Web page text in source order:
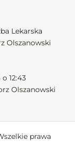
Lekarska
Olszanowski
12:43
Olszanowski
prawa